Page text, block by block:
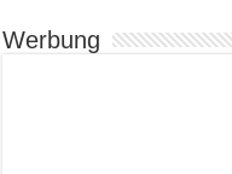
Werbung